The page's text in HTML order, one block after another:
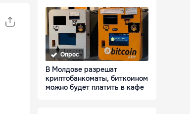
Опрос
В Молдове разрешат
криптобанкоматы, биткоином
можно будет платить в кафе